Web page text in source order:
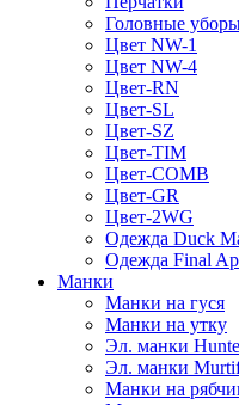
Головные
Цвет NW-1
Цвет NW-4
Цвет-RN
Цвет-SL
Цвет-SZ
Цвет-TIM
Цвет-COMB
Цвет-GR
Цвет-2WG
Одежда Duck
Одежда Final
Манки
Манки на гуся
Манки на утку
Эл. манки
Эл. манки
Манки на